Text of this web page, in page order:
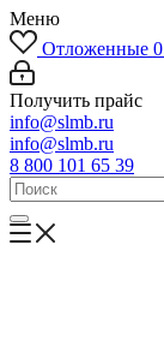
Меню
Отложенные 0
Получить прайс
info@slmb.ru
info@slmb.ru
8 800 101 65 39